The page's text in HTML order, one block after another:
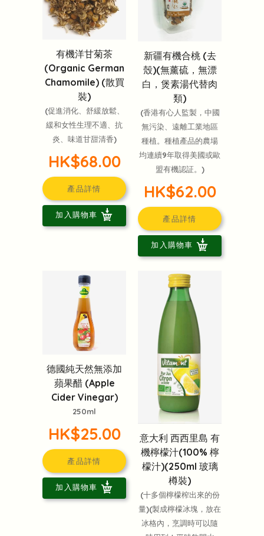
有機洋甘菊茶
(Organic German
Chamomile) (散買
裝)
(促進消化、舒緩放鬆、
緩和女性生理不適、抗
炎、味道甘甜清香)
HK$68.00
產品詳情
加入購物車
新疆有機合桃 (去
殼)(無薰硫，無漂
白，煲素湯代替肉
類)
(香港有心人監製，中國
無污染、遠離工業地區
種植。種植產品的農場
均連續9年取得美國或歐
盟有機認証。)
HK$62.00
產品詳情
加入購物車
德國純天然無添加
蘋果醋 (Apple
Cider Vinegar)
250ml
HK$25.00
產品詳情
加入購物車
意大利 西西里島 有
機檸檬汁(100% 檸
檬汁)(250ml 玻璃
樽裝)
(十多個檸檬榨出來的份
量)(製成檸檬冰塊，放在
冰格內，烹調時可以隨